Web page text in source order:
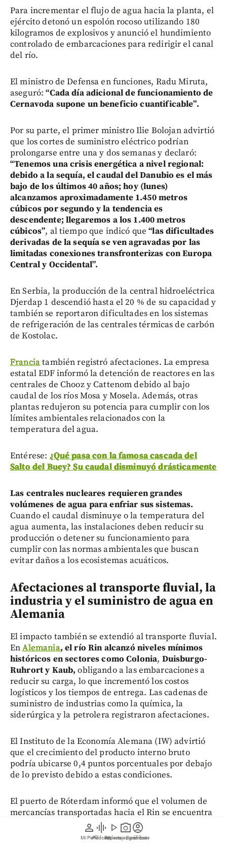
person
Mi Perfil
graphic_eq
Pódcast
play_arrow
Videos
photo_camera
Reportajes gráficos
account_circle
Suscríbete
Para incrementar el flujo de agua hacia la planta, el
ejército detonó un espolón rocoso utilizando 180
kilogramos de explosivos y anunció el hundimiento
controlado de embarcaciones para redirigir el canal
del río.
El ministro de Defensa en funciones, Radu Miruta,
aseguró:“Cada día adicional de funcionamiento de
Cernavoda supone un beneficio cuantificable”.
Por su parte, el primer ministro Ilie Bolojan advirtió
que los cortes de suministro eléctrico podrían
prolongarse entre una y dos semanas y declaró:
“Tenemos una crisis energética a nivel regional:
debido a la sequía, el caudal del Danubio es el más
bajo de los últimos 40 años; hoy (lunes)
alcanzamos aproximadamente 1.450 metros
cúbicos por segundo y la tendencia es
descendente; llegaremos a los 1.400 metros
cúbicos”, al tiempo que indicó que“las dificultades
derivadas de la sequía se ven agravadas por las
limitadas conexiones transfronterizas con Europa
Central y Occidental”.
En Serbia, la producción de la central hidroeléctrica
Djerdap 1 descendió hasta el 20 % de su capacidad y
también se reportaron dificultades en los sistemas
de refrigeración de las centrales térmicas de carbón
de Kostolac.
Franciatambién registró afectaciones. La empresa
estatal EDF informó la detención de reactores en las
centrales de Chooz y Cattenom debido al bajo
caudal de los ríos Mosa y Mosela. Además, otras
plantas redujeron su potencia para cumplir con los
límites ambientales relacionados con la
temperatura del agua.
Entérese: ¿Qué pasa con la famosa cascada del
Salto del Buey? Su caudal disminuyó drásticamente
Las centrales nucleares requieren grandes
volúmenes de agua para enfriar sus sistemas.
Cuando el caudal disminuye o la temperatura del
agua aumenta, las instalaciones deben reducir su
producción o detener su funcionamiento para
cumplir con las normas ambientales que buscan
evitar daños a los ecosistemas acuáticos.
Afectaciones al transporte fluvial, la
industria y el suministro de agua en
Alemania
El impacto también se extendió al transporte fluvial.
EnAlemania, el río Rin alcanzó niveles mínimos
históricos en sectores como Colonia, Duisburgo-
Ruhrort y Kaub, obligando a las embarcaciones a
reducir su carga, lo que incrementó los costos
logísticos y los tiempos de entrega. Las cadenas de
suministro de industrias como la química, la
siderúrgica y la petrolera registraron afectaciones.
El Instituto de la Economía Alemana (IW) advirtió
que el crecimiento del producto interno bruto
podría ubicarse 0,4 puntos porcentuales por debajo
de lo previsto debido a estas condiciones.
El puerto de Róterdam informó que el volumen de
mercancías transportadas hacia el Rin se encuentra
alrededor de un 10 % por debajo de los niveles
habituales desde comienzos de julio.